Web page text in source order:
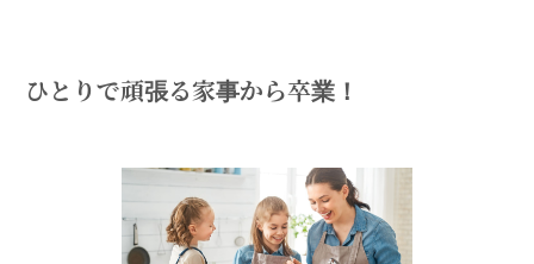
ひとりで頑張る家事から卒業！